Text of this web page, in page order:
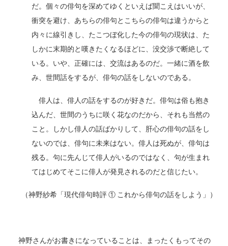
だ。個々の俳句を深めてゆくといえば聞こえはいいが、
衝突を避け、あちらの俳句とこちらの俳句は違うからと
内々に線引きし、たこつぼ化した今の俳句の現状は、た
しかに末期的と嘆きたくなるほどに、没交渉で断絶して
いる。いや、正確には、交流はあるのだ。一緒に酒を飲
み、世間話をするが、俳句の話をしないのである。
俳人は、俳人の話をするのが好きだ。俳句は俗も抱き
込んだ、世間のうちに咲く花なのだから、それも当然の
こと。しかし俳人の話ばかりして、肝心の俳句の話をし
ないのでは、俳句に未来はない。俳人は死ぬが、俳句は
残る。句に先んじて俳人がいるのではなく、句が生まれ
てはじめてそこに俳人が発見されるのだと信じたい。
（神野紗希「現代俳句時評 ① これから俳句の話をしよう」）
神野さんがお書きになっていることは、まったくもってその